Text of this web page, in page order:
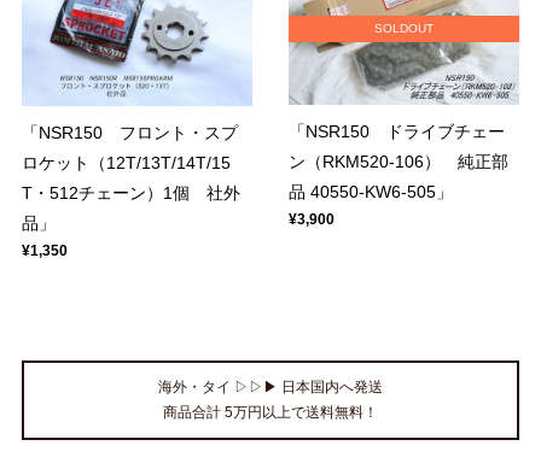
「NSR150 フロント・スプ
ロケット（12T/13T/14T/15
T・512チェーン）1個 社外
品」
¥1,350
SOLDOUT
「NSR150 ドライブチェー
ン（RKM520-106） 純正部
品 40550-KW6-505」
¥3,900
海外・タイ ▷▷▶ 日本国内へ発送
商品合計 5万円以上で送料無料！